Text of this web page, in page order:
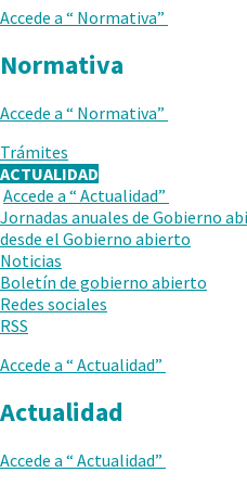
Accede a “ Normativa”
Normativa
Accede a “ Normativa”
Trámites
Abrir
en
una
nueva
ACTUALIDAD
VUELVE
AL
NIVEL
ANTERIOR
Accede a “ Actualidad”
Jornadas anuales de Gobierno
desde el Gobierno abierto
Noticias
Boletín de gobierno abierto
Redes sociales
RSS
Accede a “ Actualidad”
Actualidad
Accede a “ Actualidad”